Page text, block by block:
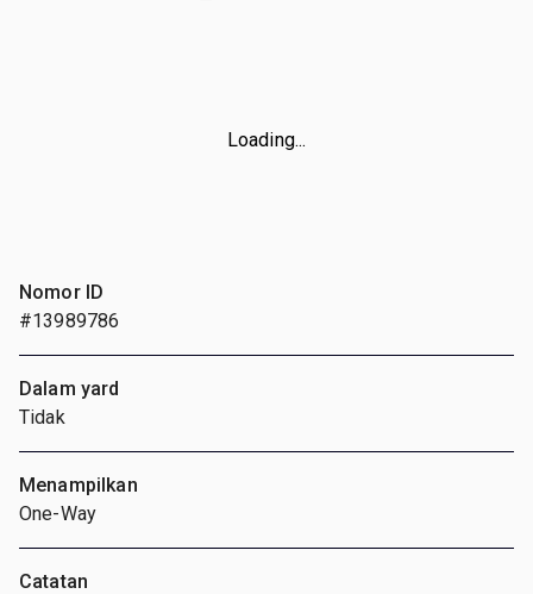
Loading...
Nomor ID
#13989786
Dalam yard
Tidak
Menampilkan
One-Way
Catatan